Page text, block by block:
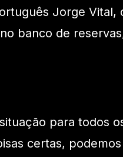
Jorge Vital,
banco de
para todos
certas,